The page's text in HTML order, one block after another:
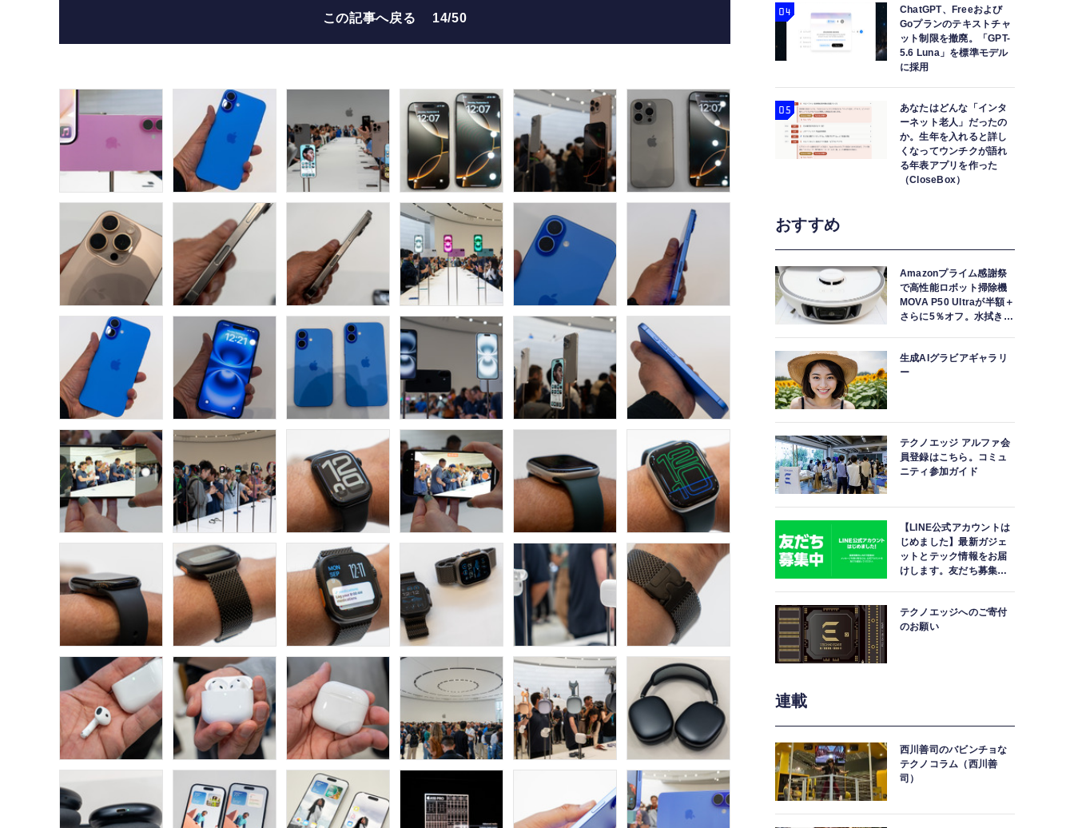
この記事へ戻る 14/50
ChatGPT、Freeおよび
Goプランのテキストチャ
ット制限を撤廃。「GPT-
5.6 Luna」を標準モデル
に採用
あなたはどんな「インタ
ーネット老人」だったの
か。生年を入れると詳し
くなってウンチクが語れ
る年表アプリを作った
（CloseBox）
おすすめ
Amazonプライム感謝祭
で高性能ロボット掃除機
MOVA P50 Ultraが半額＋
さらに5％オフ。水拭きモ
生成AIグラビアギャラリ
ー
テクノエッジ アルファ会
員登録はこちら。コミュ
ニティ参加ガイド
【LINE公式アカウントは
じめました】最新ガジェ
ットとテック情報をお届
けします。友だち募集
テクノエッジへのご寄付
のお願い
連載
西川善司のバビンチョな
テクノコラム（西川善
司）